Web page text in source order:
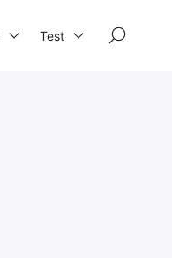
Test